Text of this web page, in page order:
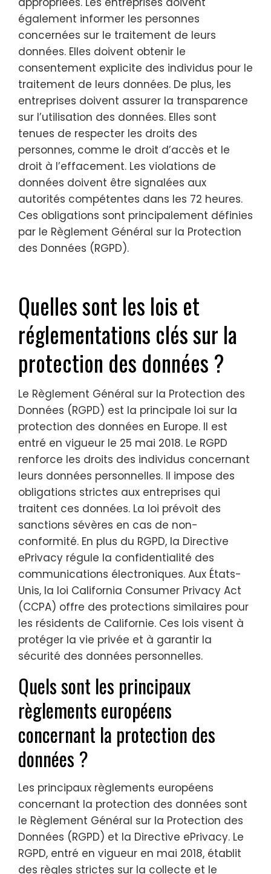
également informer les personnes
concernées sur le traitement de leurs
données. Elles doivent obtenir le
consentement explicite des individus pour le
traitement de leurs données. De plus, les
entreprises doivent assurer la transparence
sur l’utilisation des données. Elles sont
tenues de respecter les droits des
personnes, comme le droit d’accès et le
droit à l’effacement. Les violations de
données doivent être signalées aux
autorités compétentes dans les 72 heures.
Ces obligations sont principalement définies
par le Règlement Général sur la Protection
des Données (RGPD).
Quelles sont les lois et
réglementations clés sur la
protection des données ?
Le Règlement Général sur la Protection des
Données (RGPD) est la principale loi sur la
protection des données en Europe. Il est
entré en vigueur le 25 mai 2018. Le RGPD
renforce les droits des individus concernant
leurs données personnelles. Il impose des
obligations strictes aux entreprises qui
traitent ces données. La loi prévoit des
sanctions sévères en cas de non-
conformité. En plus du RGPD, la Directive
ePrivacy régule la confidentialité des
communications électroniques. Aux États-
Unis, la loi California Consumer Privacy Act
(CCPA) offre des protections similaires pour
les résidents de Californie. Ces lois visent à
protéger la vie privée et à garantir la
sécurité des données personnelles.
Quels sont les principaux
règlements européens
concernant la protection des
données ?
Les principaux règlements européens
concernant la protection des données sont
le Règlement Général sur la Protection des
Données (RGPD) et la Directive ePrivacy. Le
RGPD, entré en vigueur en mai 2018, établit
des règles strictes sur la collecte et le